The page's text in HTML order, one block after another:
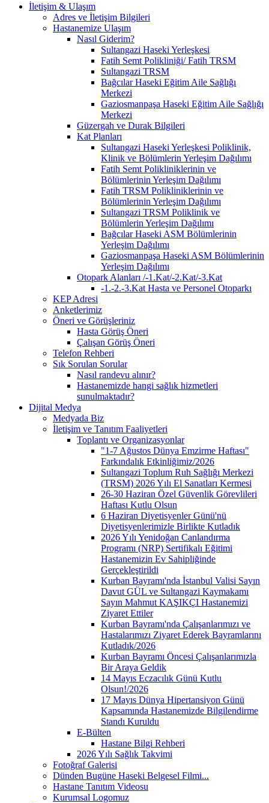
İletişim & Ulaşım
Adres ve İletişim Bilgileri
Hastanemize Ulaşım
Nasıl Giderim?
Sultangazi Haseki Yerleşkesi
Fatih Semt Polikliniği/ Fatih TRSM
Sultangazi TRSM
Bağcılar Haseki Eğitim Aile Sağlığı
Merkezi
Gaziosmanpaşa Haseki Eğitim Aile Sağlığı
Merkezi
Güzergah ve Durak Bilgileri
Kat Planları
Sultangazi Haseki Yerleşkesi Poliklinik,
Klinik ve Bölümlerin Yerleşim Dağılımı
Fatih Semt Polikliniklerinin ve
Bölümlerinin Yerleşim Dağılımı
Fatih TRSM Polikliniklerinin ve
Bölümlerinin Yerleşim Dağılımı
Sultangazi TRSM Poliklinik ve
Bölümlerin Yerleşim Dağılımı
Bağcılar Haseki ASM Bölümlerinin
Yerleşim Dağılımı
Gaziosmanpaşa Haseki ASM Bölümlerinin
Yerleşim Dağılımı
Otopark Alanları /-1.Kat/-2.Kat/-3.Kat
-1.-2.-3.Kat Hasta ve Personel Otoparkı
KEP Adresi
Anketlerimiz
Öneri ve Görüşleriniz
Hasta Görüş Öneri
Çalışan Görüş Öneri
Telefon Rehberi
Sık Sorulan Sorular
Nasıl randevu alınır?
Hastanemizde hangi sağlık hizmetleri
sunulmaktadır?
Dijital Medya
Medyada Biz
İletişim ve Tanıtım Faaliyetleri
Toplantı ve Organizasyonlar
"1-7 Ağustos Dünya Emzirme Haftası"
Farkındalık Etkinliğimiz/2026
Sultangazi Toplum Ruh Sağlığı Merkezi
(TRSM) 2026 Yılı El Sanatları Kermesi
26-30 Haziran Özel Güvenlik Görevlileri
Haftası Kutlu Olsun
6 Haziran Diyetisyenler Günü'nü
Diyetisyenlerimizle Birlikte Kutladık
2026 Yılı Yenidoğan Canlandırma
Programı (NRP) Sertifikalı Eğitimi
Hastanemizin Ev Sahipliğinde
Gerçekleştirildi
Kurban Bayramı'nda İstanbul Valisi Sayın
Davut GÜL ve Sultangazi Kaymakamı
Sayın Mahmut KAŞIKÇI Hastanemizi
Ziyaret Ettiler
Kurban Bayramı'nda Çalışanlarımızı ve
Hastalarımızı Ziyaret Ederek Bayramlarını
Kutladık/2026
Kurban Bayramı Öncesi Çalışanlarımızla
Bir Araya Geldik
14 Mayıs Eczacılık Günü Kutlu
Olsun!/2026
17 Mayıs Dünya Hipertansiyon Günü
Kapsamında Hastanemizde Bilgilendirme
Standı Kuruldu
E-Bülten
Hastane Bilgi Rehberi
2026 Yılı Sağlık Takvimi
Fotoğraf Galerisi
Dünden Bugüne Haseki Belgesel Filmi...
Hastane Tanıtım Videosu
Kurumsal Logomuz